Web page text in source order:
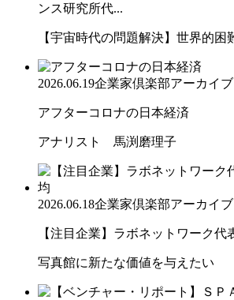
ンス研究所代...
【宇宙時代の問題解決】世界的
2026.06.19企業家倶楽部アーカイブ
アフターコロナの日本経済
アナリスト 馬渕磨理子
2026.06.18企業家倶楽部アーカイブ
【注目企業】ラボネットワーク代
写真館に新たな価値を与えたい